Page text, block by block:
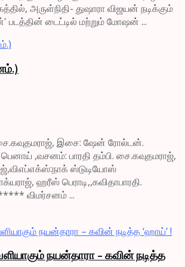
அருள்நிதி- துஷாரா விஜயன் நடிக்கும்
படத்தின் டைட்டில் மற்றும் மோஷன் ...
இசை: ஷேன் ரோல்டன்.
பெனாய் ,வசனம்: பாரதி தம்பி. சை.கவுதமராஜ்,
ஸ்டுடியோஸ்
ஹரீஸ் பெராடி,,கவிதாபாரதி.
விமர்சனம் ...
நயன்தாரா – கவின் நடித்த